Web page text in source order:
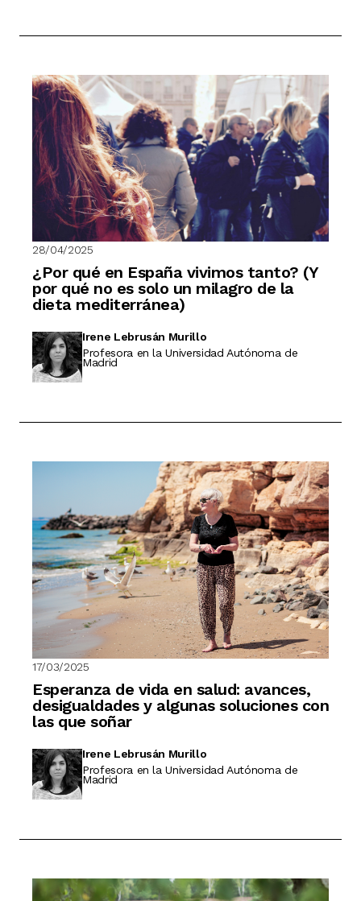
28/04/2025
¿Por qué en España vivimos tanto? (Y
por qué no es solo un milagro de la
dieta mediterránea)
Irene Lebrusán Murillo
Profesora en la Universidad Autónoma de
Madrid
17/03/2025
Esperanza de vida en salud: avances,
desigualdades y algunas soluciones con
las que soñar
Irene Lebrusán Murillo
Profesora en la Universidad Autónoma de
Madrid